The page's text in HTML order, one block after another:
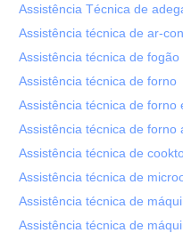
Assistência Técnica de
Assistência técnica de ar-
Assistência técnica de fogão
Assistência técnica de forno
Assistência técnica de forno
Assistência técnica de forno
Assistência técnica de
Assistência técnica de
Assistência técnica de
Assistência técnica de